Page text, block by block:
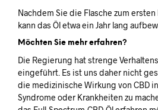
Nachdem Sie die Flasche zum
kann das Öl etwa ein Jahr lang
Möchten Sie mehr erfahren?
Die Regierung hat strenge
eingeführt. Es ist uns daher nicht
die medizinische Wirkung von CBD
Syndrome oder Krankheiten zu